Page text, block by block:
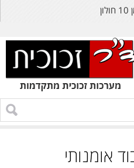
אומנותי